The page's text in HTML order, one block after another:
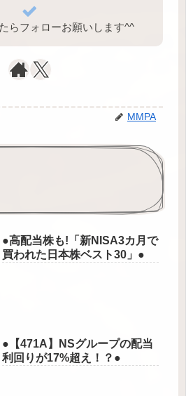
らフォローお願いします^⁠^⁠
MMPA
●高配当株も!「新NISA3カ月で
買われた日本株ベスト30」●
●【471A】NSグループの配当
利回りが17%超え！？●